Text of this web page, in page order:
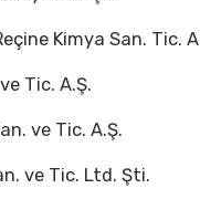
Kimya San. Tic.
Tic. A.Ş.
ve Tic. A.Ş.
ve Tic. Ltd. Şti.